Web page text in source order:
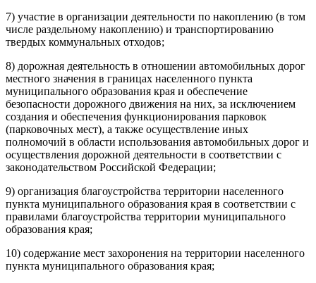
7) участие в организации деятельности по накоплению (в том
числе раздельному накоплению) и транспортированию
твердых коммунальных отходов;
8) дорожная деятельность в отношении автомобильных дорог
местного значения в границах населенного пункта
муниципального образования края и обеспечение
безопасности дорожного движения на них, за исключением
создания и обеспечения функционирования парковок
(парковочных мест), а также осуществление иных
полномочий в области использования автомобильных дорог и
осуществления дорожной деятельности в соответствии с
законодательством Российской Федерации;
9) организация благоустройства территории населенного
пункта муниципального образования края в соответствии с
правилами благоустройства территории муниципального
образования края;
10) содержание мест захоронения на территории населенного
пункта муниципального образования края;